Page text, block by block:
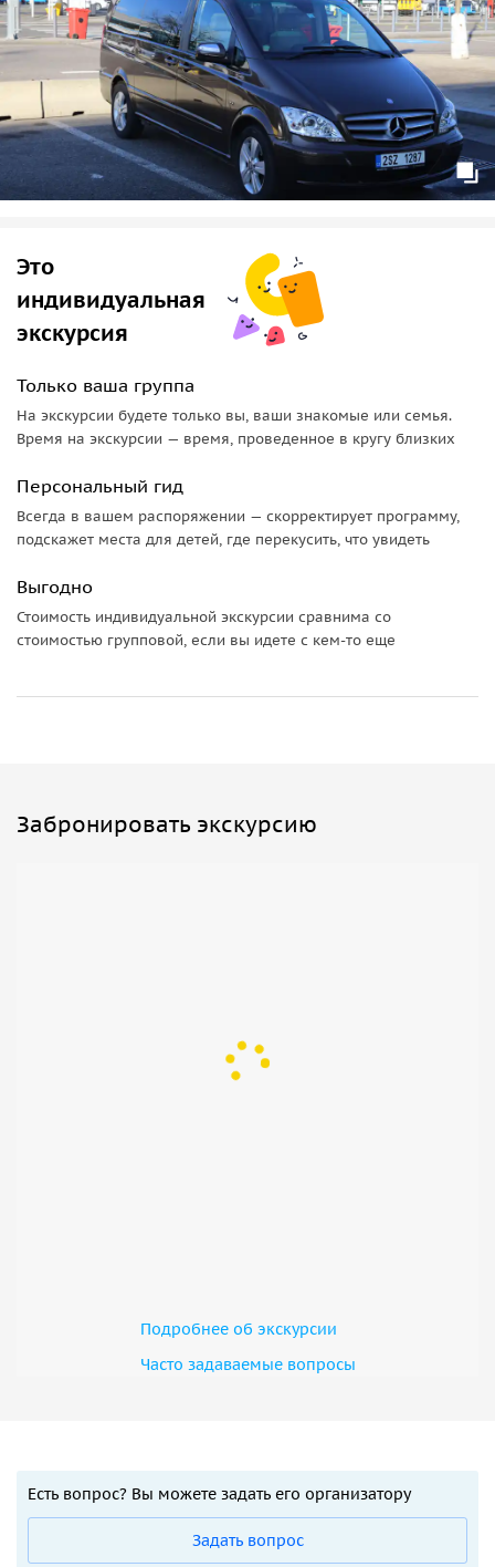
провести несколько часов в неспешной атмосфере
Гальштата.
Это
индивидуальная
экскурсия
Только ваша группа
На экскурсии будете только вы, ваши знакомые или семья.
Время на экскурсии — время, проведенное в кругу близких
Персональный гид
Всегда в вашем распоряжении — скорректирует программу,
подскажет места для детей, где перекусить, что увидеть
Выгодно
Стоимость индивидуальной экскурсии сравнима со
стоимостью групповой, если вы идете с кем-то еще
Забронировать экскурсию
Подробнее об экскурсии
Часто задаваемые вопросы
Есть вопрос? Вы можете задать его организатору
Задать вопрос